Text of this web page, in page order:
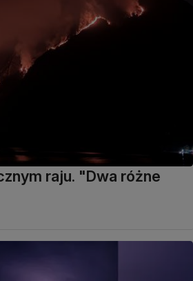
raju. "Dwa różne